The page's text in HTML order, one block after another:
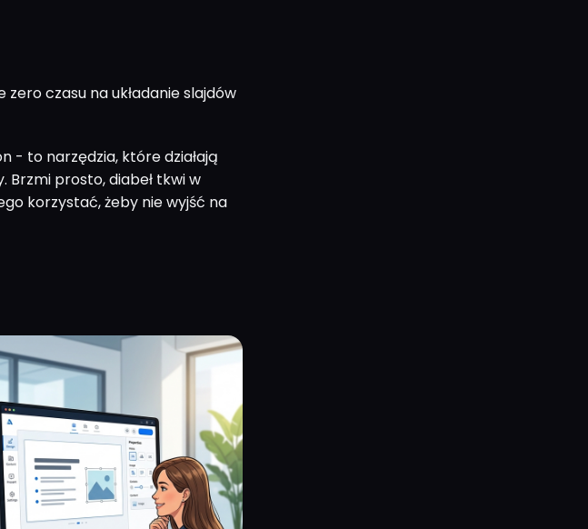
czasu na układanie slajdów
- to narzędzia, które działają
Brzmi prosto, diabeł tkwi w
korzystać, żeby nie wyjść na